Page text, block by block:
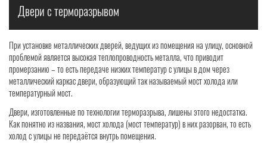
Двери с терморазрывом
При установке металлических дверей, ведущих из помещения на улицу, основной
проблемой является высокая теплопроводность металла, что приводит
промерзанию – то есть передаче низких температур с улицы в дом через
металлический каркас двери, образующий так называемый мост холода или
температурный мост.
Двери, изготовленные по технологии терморазрыва, лишены этого недостатка.
Как понятно из названия, мост холода (мост температур) в них разорван, то есть
холод с улицы не передаётся внутрь помещения.